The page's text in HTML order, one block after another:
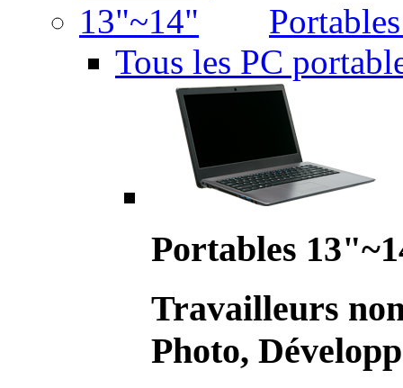
Tous les PC
Portables
Travailleurs
Photo,